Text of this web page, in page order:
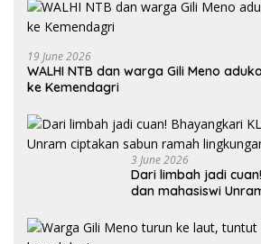
19 June 2026
WALHI NTB dan warga Gili Meno
ke Kemendagri
3 June 2026
Dari limbah jadi
dan mahasiswi